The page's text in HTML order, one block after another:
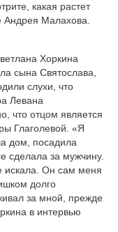
какая растет
Андрея Малахова.
Хоркина
сына Святослава,
слухи, что
Левана
что отцом является
Глаголевой. «Я
дом, посадила
сделала за мужчину.
искала. Он сам меня
долго
за мной, прежде
в интервью